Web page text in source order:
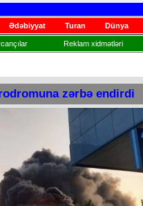
Ədəbiyyat Turan Dünya
Reklam xidmətləri
zərbə endirdi